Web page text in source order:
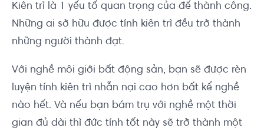
Kiên trì là 1 yếu tố quan trọng của để thành công.
Những ai sở hữu được tính kiên trì đều trở thành
những người thành đạt.
Với nghề môi giới bất động sản, bạn sẽ được rèn
luyện tính kiên trì nhẫn nại cao hơn bất kể nghề
nào hết. Và nếu bạn bám trụ với nghề một thời
gian đủ dài thì đức tính tốt này sẽ trở thành một